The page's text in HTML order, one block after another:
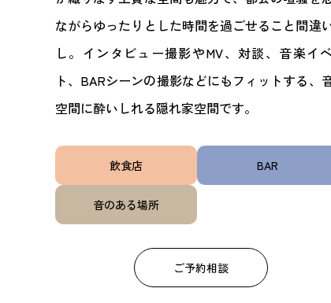
ながらゆったりとした時間を過ごせること間違
し。インタビュー撮影やMV、対談、音楽イ
ト、BARシーンの撮影などにもフィットする、
空間に酔いしれる隠れ家空間です。
飲食店 BAR
音のある場所
ご予約相談